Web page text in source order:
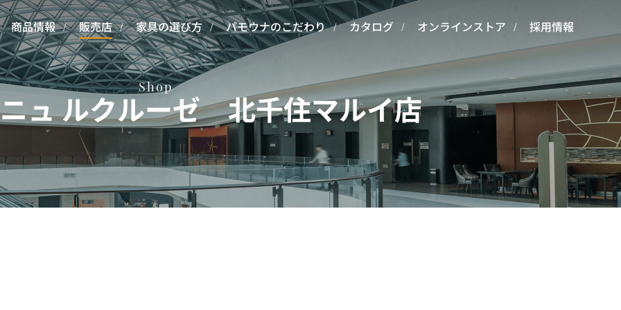
商品情報 販売店 家具の選び方 パモウナのこだわり カタログ オンラインストア 採用情報
Shop
ュ ルクルーゼ 北千住マルイ店